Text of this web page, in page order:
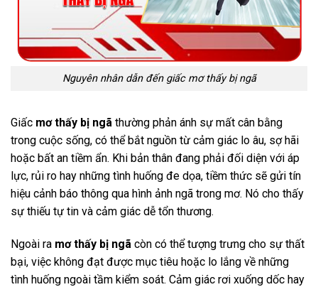
Nguyên nhân dẫn đến giấc mơ thấy bị ngã
Giấc mơ thấy bị ngã thường phản ánh sự mất cân bằng
trong cuộc sống, có thể bắt nguồn từ cảm giác lo âu, sợ hãi
hoặc bất an tiềm ẩn. Khi bản thân đang phải đối diện với áp
lực, rủi ro hay những tình huống đe dọa, tiềm thức sẽ gửi tín
hiệu cảnh báo thông qua hình ảnh ngã trong mơ. Nó cho thấy
sự thiếu tự tin và cảm giác dễ tổn thương.
Ngoài ra mơ thấy bị ngã còn có thể tượng trưng cho sự thất
bại, việc không đạt được mục tiêu hoặc lo lắng về những
tình huống ngoài tầm kiểm soát. Cảm giác rơi xuống dốc hay